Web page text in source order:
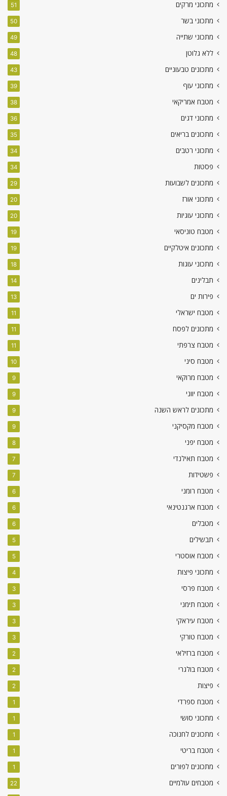
מתכוני מרקים 51
מתכוני בשר 50
מתכוני שתייה 49
ללא גלוטן 48
מתכונים טבעוניים 43
מתכוני עוף 39
מטבח אמריקאי 38
מתכוני דגים 36
מתכונים בריאים 35
מתכוני רטבים 34
פסטות 34
מתכונים לשבועות 29
מתכוני אורז 20
מתכוני עוגיות 20
מטבח טוניסאי 19
מתכונים איטלקיים 19
מתכוני עוגות 18
תבלינים 14
פירות ים 13
מטבח ישראלי 11
מתכונים לפסח 11
מטבח צרפתי 11
מטבח סיני 10
מטבח מרוקאי 9
מטבח יווני 9
מתכונים לראש השנה 9
מטבח מקסיקני 9
מטבח יפני 8
מטבח תאילנדי 7
פשטידות 7
מטבח רומני 6
מטבח ארגנטינאי 6
מטבלים 6
תבשילים 5
מטבח אוסטרי 5
מתכוני פיצות 4
מטבח פרסי 3
מטבח תימני 3
מטבח עיראקי 3
מטבח טורקי 3
מטבח ברזילאי 2
מטבח בולגרי 2
פיצות 2
מטבח ספרדי 1
מתכוני סושי 1
מתכונים לחנוכה 1
מטבח בריטי 1
מתכונים לפורים 1
מטבחים עולמיים 22